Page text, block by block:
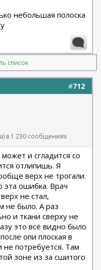
небольшая полоска
список
#712
в 1 230 сообщениях
и сгладится со
отлипишь. Я
верх не трогали.
ошибка. Врач
не стал,
не было. А раз
и ткани сверху не
это всё видно было
опи плоская в
потребуется. Там
зоне из за сшитого